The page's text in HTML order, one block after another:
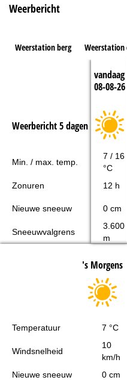
Weerbericht
Weerstation berg Weerstation
vandaag
08-08-26
Weerbericht 5 dagen
Min. / max. temp.
7 / 16
°C
Zonuren
12 h
Nieuwe sneeuw 0 cm
Sneeuwvalgrens
3.600
m
's Morgens
Temperatuur 7 °C
Windsnelheid
10
km/h
Nieuwe sneeuw
0 cm